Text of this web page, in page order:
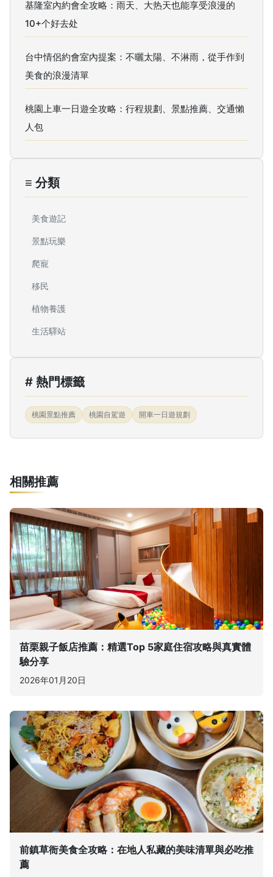
基隆室內約會全攻略：雨天、大热天也能享受浪漫的
10+个好去处
台中情侶約會室內提案：不曬太陽、不淋雨，從手作到
美食的浪漫清單
桃園上車一日遊全攻略：行程規劃、景點推薦、交通懶
人包
≡ 分類
美食遊記
景點玩樂
爬寵
移民
植物養護
生活驛站
# 熱門標籤
桃園景點推薦 桃園自駕遊 開車一日遊規劃
相關推薦
苗栗親子飯店推薦：精選Top 5家庭住宿攻略與真實體
驗分享
2026年01月20日
前鎮草衙美食全攻略：在地人私藏的美味清單與必吃推
薦